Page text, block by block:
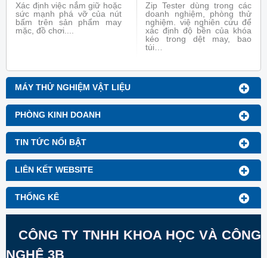
MÁY THỬ NGHIỆM VẬT LIỆU
PHÒNG KINH DOANH
TIN TỨC NỔI BẬT
LIÊN KẾT WEBSITE
THỐNG KÊ
Xác định việc nắm giữ hoặc
sức mạnh phá vỡ của nút
bấm trên sản phẩm may
mặc, đồ chơi....
Zip Tester dùng trong các
doanh nghiệm, phòng thử
nghiệm. việ nghiên cứu để
xác định độ bền của khóa
kéo trong dệt may, bao
túi…
CÔNG TY TNHH KHOA HỌC VÀ CÔNG
NGHỆ 3B